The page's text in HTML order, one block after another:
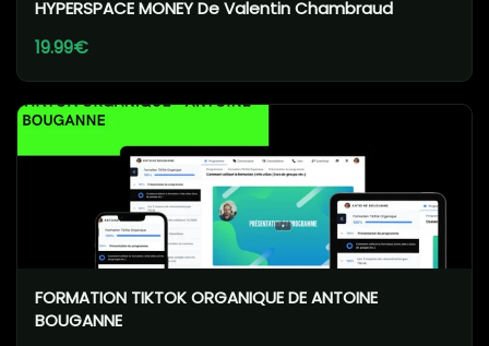
HYPERSPACE MONEY De Valentin Chambraud
19.99€
FORMATION TIKTOK ORGANIQUE DE ANTOINE
BOUGANNE